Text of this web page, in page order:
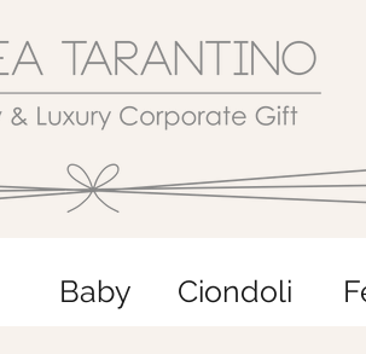
Baby Ciondoli